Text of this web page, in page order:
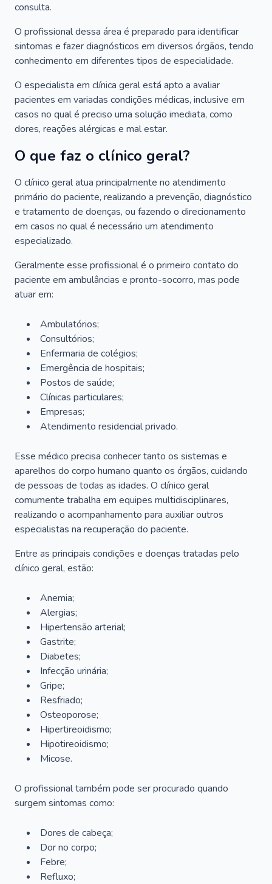
consulta.
O profissional dessa área é preparado para identificar
sintomas e fazer diagnósticos em diversos órgãos, tendo
conhecimento em diferentes tipos de especialidade.
O especialista em clínica geral está apto a avaliar
pacientes em variadas condições médicas, inclusive em
casos no qual é preciso uma solução imediata, como
dores, reações alérgicas e mal estar.
O que faz o clínico geral?
O clínico geral atua principalmente no atendimento
primário do paciente, realizando a prevenção, diagnóstico
e tratamento de doenças, ou fazendo o direcionamento
em casos no qual é necessário um atendimento
especializado.
Geralmente esse profissional é o primeiro contato do
paciente em ambulâncias e pronto-socorro, mas pode
atuar em:
Ambulatórios;
Consultórios;
Enfermaria de colégios;
Emergência de hospitais;
Postos de saúde;
Clínicas particulares;
Empresas;
Atendimento residencial privado.
Esse médico precisa conhecer tanto os sistemas e
aparelhos do corpo humano quanto os órgãos, cuidando
de pessoas de todas as idades. O clínico geral
comumente trabalha em equipes multidisciplinares,
realizando o acompanhamento para auxiliar outros
especialistas na recuperação do paciente.
Entre as principais condições e doenças tratadas pelo
clínico geral, estão:
Anemia;
Alergias;
Hipertensão arterial;
Gastrite;
Diabetes;
Infecção urinária;
Gripe;
Resfriado;
Osteoporose;
Hipertireoidismo;
Hipotireoidismo;
Micose.
O profissional também pode ser procurado quando
surgem sintomas como:
Dores de cabeça;
Dor no corpo;
Febre;
Refluxo;